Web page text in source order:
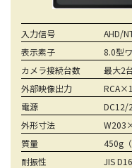
入力信号
AHD/
表示素子
8.0型
カメラ接続台数
最大2
外部映像出力
RCA×1
電源
DC12/
外形寸法
質量
450g（
耐振性
JIS